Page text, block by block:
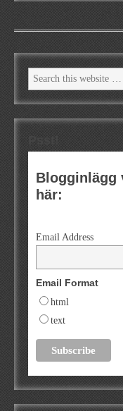
Blogginlägg
här:
Email Address
Email Format
html
text